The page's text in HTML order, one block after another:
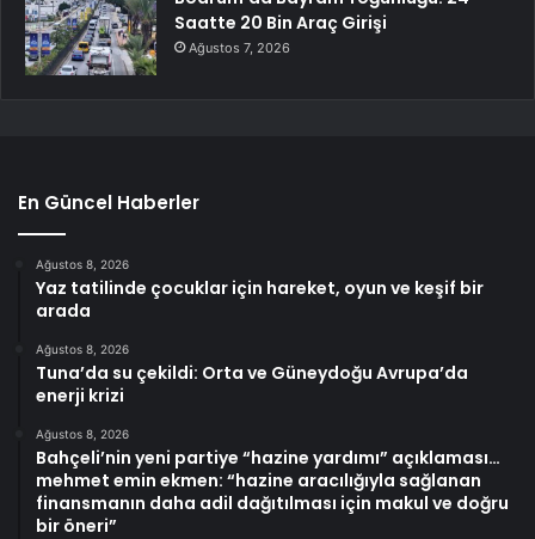
Saatte 20 Bin Araç Girişi
Ağustos 7, 2026
En Güncel Haberler
Ağustos 8, 2026
Yaz tatilinde çocuklar için hareket, oyun ve keşif bir
arada
Ağustos 8, 2026
Tuna’da su çekildi: Orta ve Güneydoğu Avrupa’da
enerji krizi
Ağustos 8, 2026
Bahçeli’nin yeni partiye “hazine yardımı” açıklaması…
mehmet emin ekmen: “hazine aracılığıyla sağlanan
finansmanın daha adil dağıtılması için makul ve doğru
bir öneri”